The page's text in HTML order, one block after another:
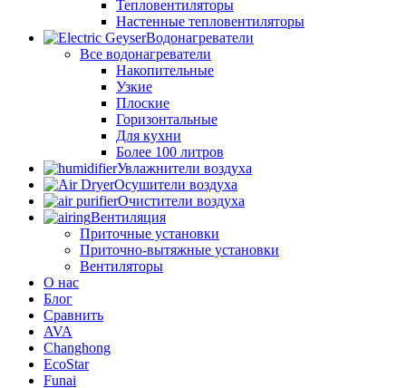
Тепловентиляторы
Настенные тепловентиляторы
Водонагреватели
Все водонагреватели
Накопительные
Узкие
Плоские
Горизонтальные
Для кухни
Более 100 литров
Увлажнители воздуха
Осушители воздуха
Очистители воздуха
Вентиляция
Приточные установки
Приточно-вытяжные установки
Вентиляторы
О нас
Блог
Сравнить
AVA
Changhong
EcoStar
Funai